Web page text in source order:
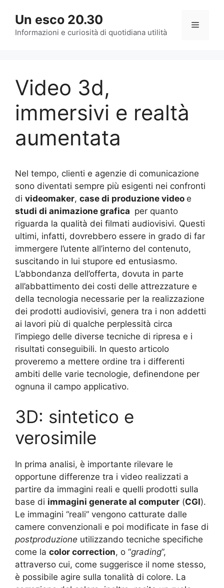
contenuto
Un esco 20.30
Informazioni e curiosità di quotidiana utilità
Menu
Video 3d,
immersivi e realtà
aumentata
Nel tempo, clienti e agenzie di comunicazione
sono diventati sempre più esigenti nei confronti
di videomaker, case di produzione video e
studi di animazione grafica per quanto
riguarda la qualità dei filmati audiovisivi. Questi
ultimi, infatti, dovrebbero essere in grado di far
immergere l’utente all’interno del contenuto,
suscitando in lui stupore ed entusiasmo.
L’abbondanza dell’offerta, dovuta in parte
all’abbattimento dei costi delle attrezzature e
della tecnologia necessarie per la realizzazione
dei prodotti audiovisivi, genera tra i non addetti
ai lavori più di qualche perplessità circa
l’impiego delle diverse tecniche di ripresa e i
risultati conseguibili. In questo articolo
proveremo a mettere ordine tra i differenti
ambiti delle varie tecnologie, definendone per
ognuna il campo applicativo.
3D: sintetico e
verosimile
In prima analisi, è importante rilevare le
opportune differenze tra i video realizzati a
partire da immagini reali e quelli prodotti sulla
base di immagini generate al computer (CGI).
Le immagini “reali” vengono catturate dalle
camere convenzionali e poi modificate in fase di
postproduzione utilizzando tecniche specifiche
come la color correction, o “grading”,
attraverso cui, come suggerisce il nome stesso,
è possibile agire sulla tonalità di colore. La